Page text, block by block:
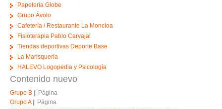
Papelería Globe
Grupo Ávolo
Cafetería / Restaurante La Moncloa
Fisioterapia Pablo Carvajal
Tiendas deportivas Deporte Base
La Marisqueria
HALEVO Logopedia y Psicología
Contenido nuevo
Grupo B
Página
Grupo A
Página